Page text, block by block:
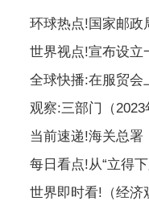
环球热点!国家邮政
世界视点!宣布设立
全球快播:在服贸会
观察:三部门（
当前速递!海关总署
每日看点!从“立得
世界即时看!（经济